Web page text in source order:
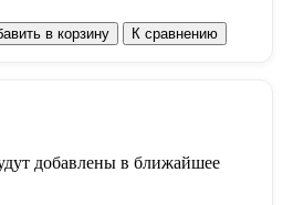
в корзину К сравнению
добавлены в ближайшее